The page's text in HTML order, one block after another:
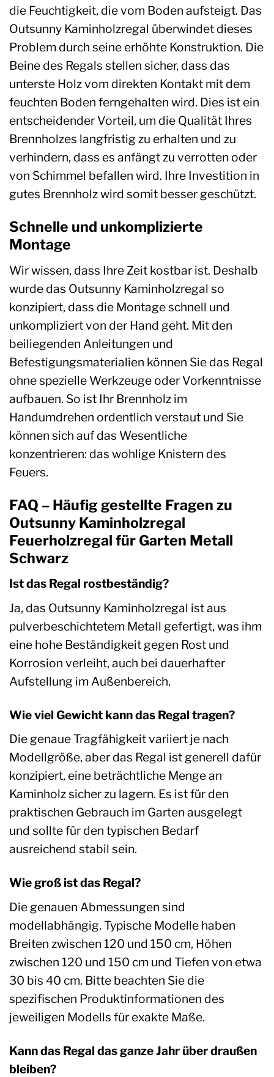
die Feuchtigkeit, die vom Boden aufsteigt. Das
Outsunny Kaminholzregal überwindet dieses
Problem durch seine erhöhte Konstruktion. Die
Beine des Regals stellen sicher, dass das
unterste Holz vom direkten Kontakt mit dem
feuchten Boden ferngehalten wird. Dies ist ein
entscheidender Vorteil, um die Qualität Ihres
Brennholzes langfristig zu erhalten und zu
verhindern, dass es anfängt zu verrotten oder
von Schimmel befallen wird. Ihre Investition in
gutes Brennholz wird somit besser geschützt.
Schnelle und unkomplizierte
Montage
Wir wissen, dass Ihre Zeit kostbar ist. Deshalb
wurde das Outsunny Kaminholzregal so
konzipiert, dass die Montage schnell und
unkompliziert von der Hand geht. Mit den
beiliegenden Anleitungen und
Befestigungsmaterialien können Sie das Regal
ohne spezielle Werkzeuge oder Vorkenntnisse
aufbauen. So ist Ihr Brennholz im
Handumdrehen ordentlich verstaut und Sie
können sich auf das Wesentliche
konzentrieren: das wohlige Knistern des
Feuers.
FAQ – Häufig gestellte Fragen zu
Outsunny Kaminholzregal
Feuerholzregal für Garten Metall
Schwarz
Ist das Regal rostbeständig?
Ja, das Outsunny Kaminholzregal ist aus
pulverbeschichtetem Metall gefertigt, was ihm
eine hohe Beständigkeit gegen Rost und
Korrosion verleiht, auch bei dauerhafter
Aufstellung im Außenbereich.
Wie viel Gewicht kann das Regal tragen?
Die genaue Tragfähigkeit variiert je nach
Modellgröße, aber das Regal ist generell dafür
konzipiert, eine beträchtliche Menge an
Kaminholz sicher zu lagern. Es ist für den
praktischen Gebrauch im Garten ausgelegt
und sollte für den typischen Bedarf
ausreichend stabil sein.
Wie groß ist das Regal?
Die genauen Abmessungen sind
modellabhängig. Typische Modelle haben
Breiten zwischen 120 und 150 cm, Höhen
zwischen 120 und 150 cm und Tiefen von etwa
30 bis 40 cm. Bitte beachten Sie die
spezifischen Produktinformationen des
jeweiligen Modells für exakte Maße.
Kann das Regal das ganze Jahr über draußen
bleiben?